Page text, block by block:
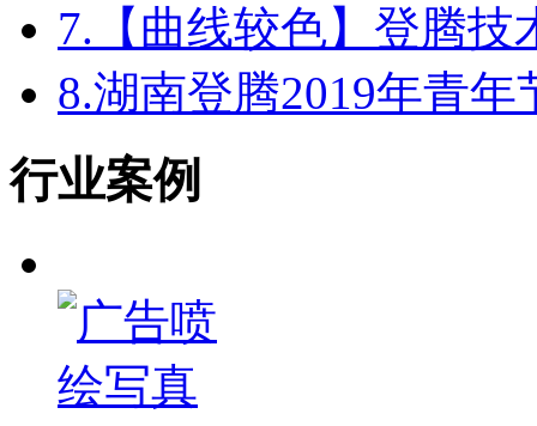
7. 【曲线较色】登腾
8.湖南登腾2019年青
行业案例